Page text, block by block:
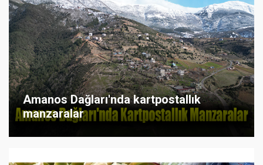
Amanos Dağları'nda kartpostallık
manzaralar